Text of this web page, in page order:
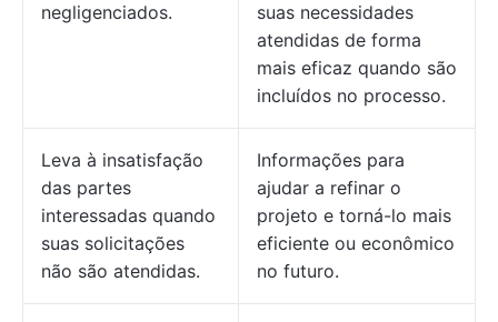
negligenciados.
suas necessidades
atendidas de forma
mais eficaz quando são
incluídos no processo.
Leva à insatisfação
das partes
interessadas quando
suas solicitações
não são atendidas.
Informações para
ajudar a refinar o
projeto e torná-lo mais
eficiente ou econômico
no futuro.